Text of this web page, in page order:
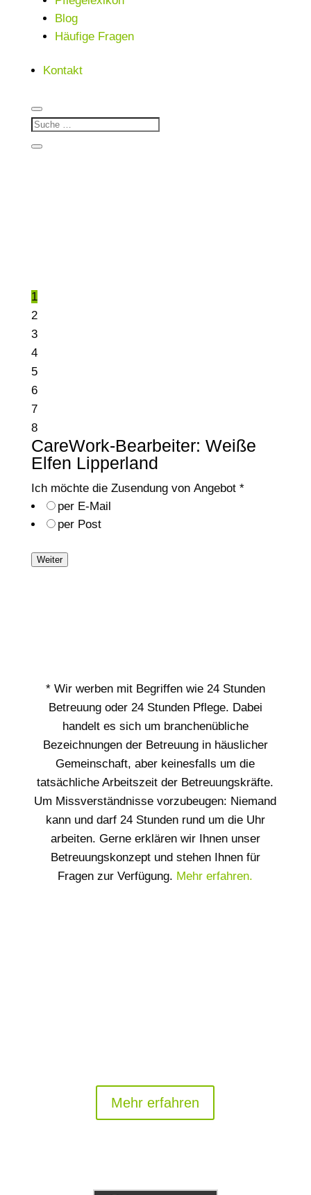
Blog
Häufige Fragen
Kontakt
1
2
3
4
5
6
7
8
CareWork-Bearbeiter: Weiße
Elfen Lipperland
Ich möchte die Zusendung von Angebot *
per E-Mail
per Post
Weiter
* Wir werben mit Begriffen wie 24 Stunden
Betreuung oder 24 Stunden Pflege. Dabei
handelt es sich um branchenübliche
Bezeichnungen der Betreuung in häuslicher
Gemeinschaft, aber keinesfalls um die
tatsächliche Arbeitszeit der Betreuungskräfte.
Um Missverständnisse vorzubeugen: Niemand
kann und darf 24 Stunden rund um die Uhr
arbeiten. Gerne erklären wir Ihnen unser
Betreuungskonzept und stehen Ihnen für
Fragen zur Verfügung. Mehr erfahren.
Mehr erfahren